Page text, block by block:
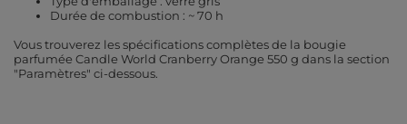
Durée de combustion : ~ 70 h
Vous trouverez les spécifications complètes de la bougie
parfumée Candle World Cranberry Orange 550 g dans la section
"Paramètres" ci-dessous.